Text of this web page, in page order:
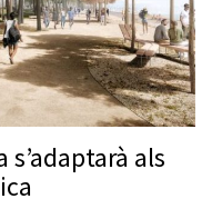
s’adaptarà als